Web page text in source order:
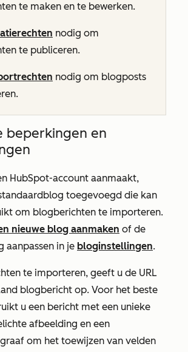
te maken en te bewerken.
nodig om
te publiceren.
nodig om blogposts
beperkingen en
HubSpot-account aanmaakt,
toegevoegd die kan
om blogberichten te importeren.
nieuwe blog aanmaken of de
aanpassen in je bloginstellingen.
te importeren, geeft u de URL
blogbericht op. Voor het beste
u een bericht met een unieke
afbeelding en een
om het toewijzen van velden